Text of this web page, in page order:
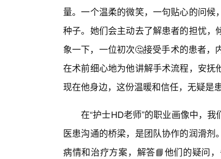
量。一个温柔的微笑，一句贴心的问
种子。她们会主动去了解患者的担忧
象一下，一位初次🤔接受手术的患者，
在术前细心地为他讲解手术流程，安
现在他身边，这份温暖和信任，无疑是
在“护士HD老师”的职业画像中，
医患沟通的桥梁，是团队协作的润滑
病情和治疗方案，解答📘他们的疑问